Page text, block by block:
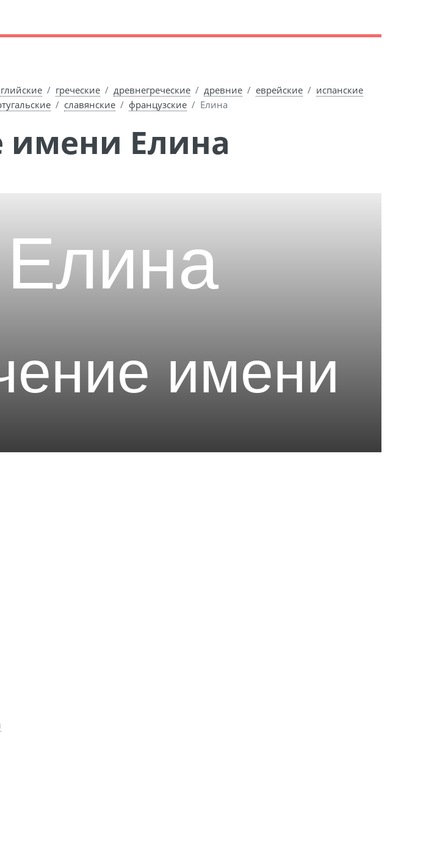
греческие древнегреческие древние еврейские
испанские
славянские французские Елина
имени Елина